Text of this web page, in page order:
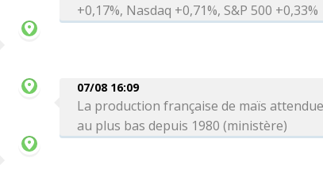
+0,17%, Nasdaq +0,71%, S&P 500 +0,33%
07/08 16:09
La production française de maïs
au plus bas depuis 1980 (ministère)